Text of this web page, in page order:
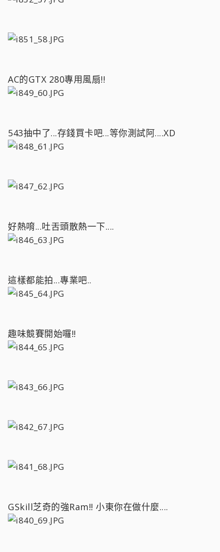
AC的GTX 280專用風扇!!
543抽中了...存錢買卡吧...等你測試阿....XD
好熱唷...吐舌頭散熱一下....
這樣都能拍...專業吧..
趣味競賽開始囉!!
GSkill芝奇的強Ram!! 小東你在做什麼....